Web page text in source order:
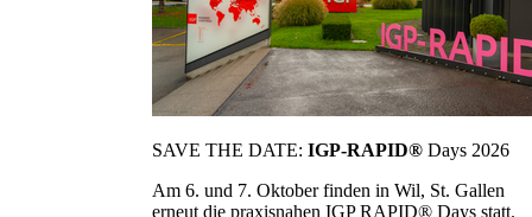
SAVE THE DATE: IGP-RAPID® Days 2026
Am 6. und 7. Oktober finden in Wil, St. Gallen
erneut die praxisnahen IGP RAPID® Days statt.